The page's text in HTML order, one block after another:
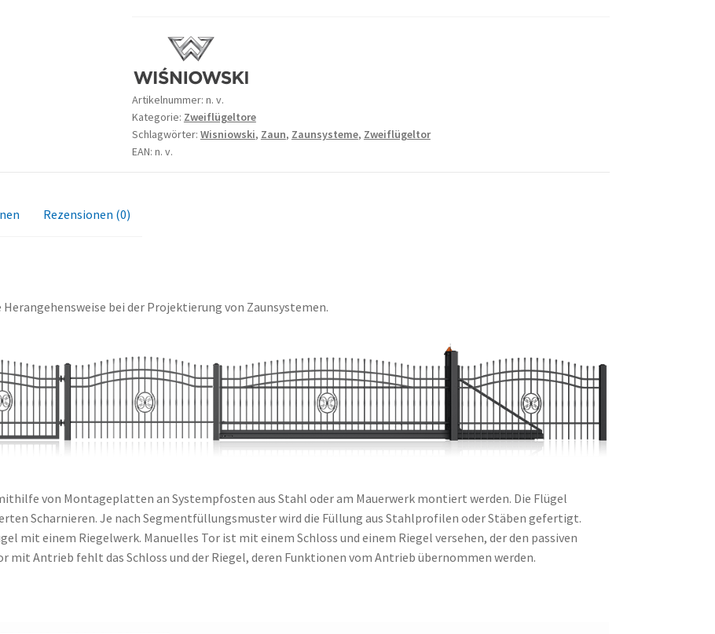
Artikelnummer: n. v.
Kategorie: Zweiflügeltore
Schlagwörter: Wisniowski, Zaun, Zaunsysteme, Zweiflügeltor
EAN: n. v.
Rezensionen (0)
bei der Projektierung von Zaunsystemen.
von Montageplatten an Systempfosten aus Stahl oder am Mauerwerk montiert werden. Die Flügel
Scharnieren. Je nach Segmentfüllungsmuster wird die Füllung aus Stahlprofilen oder Stäben gefertigt.
mit einem Riegelwerk. Manuelles Tor ist mit einem Schloss und einem Riegel versehen, der den passiven
mit Antrieb fehlt das Schloss und der Riegel, deren Funktionen vom Antrieb übernommen werden.